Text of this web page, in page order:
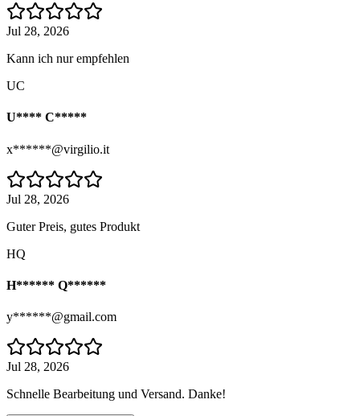
Jul 28, 2026
Kann ich nur empfehlen
UC
U**** C*****
x******@virgilio.it
Jul 28, 2026
Guter Preis, gutes Produkt
HQ
H****** Q******
y******@gmail.com
Jul 28, 2026
Schnelle Bearbeitung und Versand. Danke!